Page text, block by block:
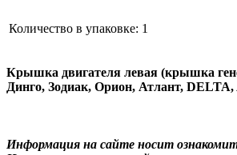
Количество в упаковке: 1
Крышка двигателя левая (крышка
Динго, Зодиак, Орион, Атлант,
Информация на сайте носит